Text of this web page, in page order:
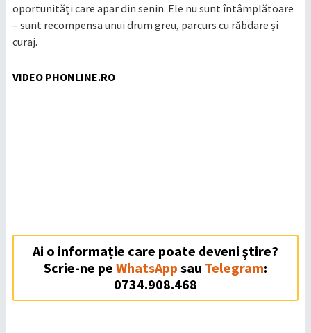
oportunități care apar din senin. Ele nu sunt întâmplătoare
– sunt recompensa unui drum greu, parcurs cu răbdare și
curaj.
VIDEO PHONLINE.RO
Ai o informație care poate deveni ştire?
Scrie-ne pe WhatsApp sau Telegram:
0734.908.468